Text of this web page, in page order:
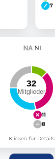
7
NI
11
8
Klicken für Details